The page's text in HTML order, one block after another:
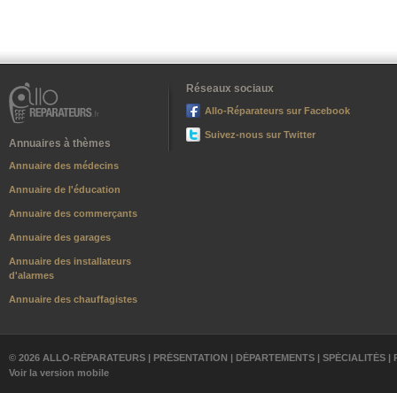
Annuaires à thèmes
Annuaire des médecins
Annuaire de l'éducation
Annuaire des commerçants
Annuaire des garages
Annuaire des installateurs
d'alarmes
Annuaire des chauffagistes
Réseaux sociaux
Allo-Réparateurs sur Facebook
Suivez-nous sur Twitter
© 2026 ALLO-RÉPARATEURS | PRÉSENTATION | DÉPARTEMENTS | SPÉCIALITÉS |
Voir la version mobile